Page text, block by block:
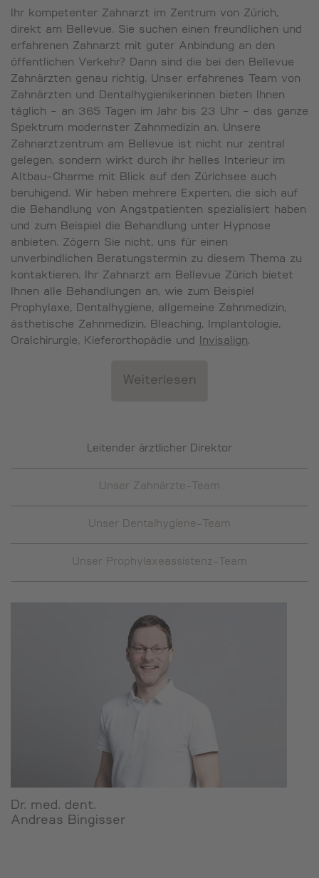
Ihr kompetenter Zahnarzt im Zentrum von Zürich,
direkt am Bellevue. Sie suchen einen freundlichen und
erfahrenen Zahnarzt mit guter Anbindung an den
öffentlichen Verkehr? Dann sind die bei den Bellevue
Zahnärzten genau richtig. Unser erfahrenes Team von
Zahnärzten und Dentalhygienikerinnen bieten Ihnen
täglich - an 365 Tagen im Jahr bis 23 Uhr - das ganze
Spektrum modernster Zahnmedizin an. Unsere
Zahnarztzentrum am Bellevue ist nicht nur zentral
gelegen, sondern wirkt durch ihr helles Interieur im
Altbau-Charme mit Blick auf den Zürichsee auch
beruhigend. Wir haben mehrere Experten, die sich auf
die Behandlung von Angstpatienten spezialisiert haben
und zum Beispiel die Behandlung unter Hypnose
anbieten. Zögern Sie nicht, uns für einen
unverbindlichen Beratungstermin zu diesem Thema zu
kontaktieren. Ihr Zahnarzt am Bellevue Zürich bietet
Ihnen alle Behandlungen an, wie zum Beispiel
Prophylaxe, Dentalhygiene, allgemeine Zahnmedizin,
ästhetische Zahnmedizin, Bleaching, Implantologie,
Oralchirurgie, Kieferorthopädie und
Invisalign.
Leitender ärztlicher Direktor
Unser Zahnärzte-Team
Unser Dentalhygiene-Team
Unser Prophylaxeassistenz-Team
Dr. med. dent.
Andreas Bingisser